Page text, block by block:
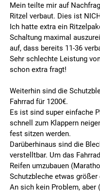
Mein teilte mir auf
Ritzel verbaut. Dies ist
Ich hatte extra ein
Schaltung maximal
auf, dass bereits 11-36
Sehr schlechte Leistung
schon extra fragt!
Weiterhin sind die
Fahrrad für 1200€.
Es ist sind super einfache
schnell zum Klappern
fest sitzen werden.
Darüberhinaus sind die
verstelltbar. Um das
Reifen umzubauen
Schutzbleche etwas
An sich kein Problem, aber